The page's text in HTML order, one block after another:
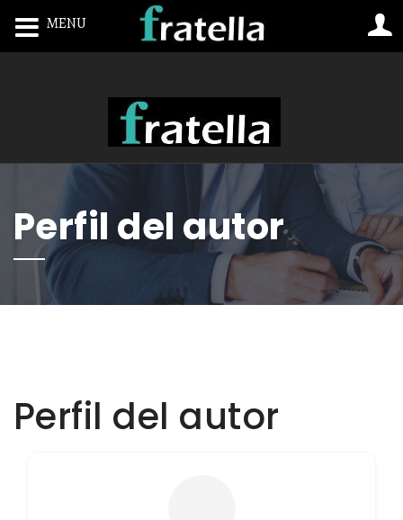
Perfil del autor
Perfil del autor
MENU